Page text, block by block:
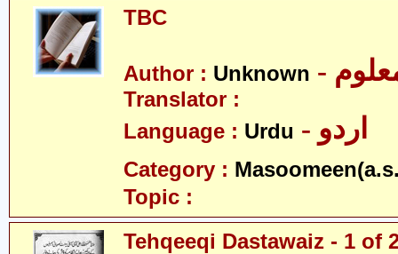
TBC
Author : Unknown معلوم
Translator :
Language : Urdu - اردو
Category :
Topic :
Tehqeeqi Dastawaiz - 1 of